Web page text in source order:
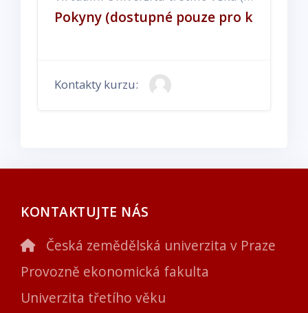
Pokyny (dostupné pouze pro
Kontakty kurzu:
KONTAKTUJTE NÁS
Česká zemědělská univerzita v Praze
Provozně ekonomická fakulta
Univerzita třetího věku